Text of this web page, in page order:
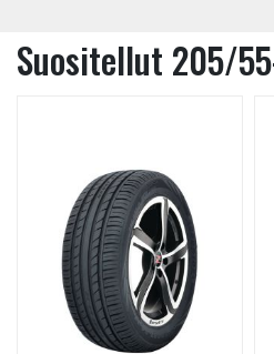
Suositellut 205/